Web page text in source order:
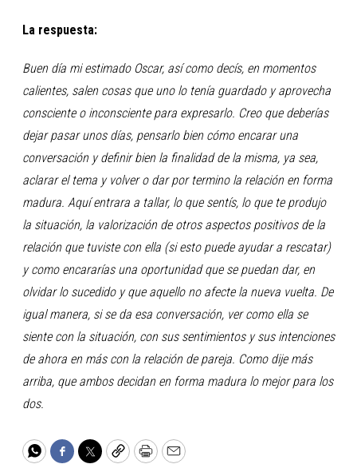
La respuesta:
Buen día mi estimado Oscar, así como decís, en momentos
calientes, salen cosas que uno lo tenía guardado y aprovecha
consciente o inconsciente para expresarlo. Creo que deberías
dejar pasar unos días, pensarlo bien cómo encarar una
conversación y definir bien la finalidad de la misma, ya sea,
aclarar el tema y volver o dar por termino la relación en forma
madura. Aquí entrara a tallar, lo que sentís, lo que te produjo
la situación, la valorización de otros aspectos positivos de la
relación que tuviste con ella (si esto puede ayudar a rescatar)
y como encararías una oportunidad que se puedan dar, en
olvidar lo sucedido y que aquello no afecte la nueva vuelta. De
igual manera, si se da esa conversación, ver como ella se
siente con la situación, con sus sentimientos y sus intenciones
de ahora en más con la relación de pareja. Como dije más
arriba, que ambos decidan en forma madura lo mejor para los
dos.
WhatsApp
Facebook
TwitterCopyPrintEmail